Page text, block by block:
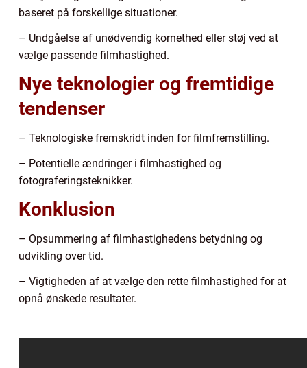
baseret på forskellige situationer.
– Undgåelse af unødvendig kornethed eller støj ved at
vælge passende filmhastighed.
Nye teknologier og fremtidige
tendenser
– Teknologiske fremskridt inden for filmfremstilling.
– Potentielle ændringer i filmhastighed og
fotograferingsteknikker.
Konklusion
– Opsummering af filmhastighedens betydning og
udvikling over tid.
– Vigtigheden af at vælge den rette filmhastighed for at
opnå ønskede resultater.